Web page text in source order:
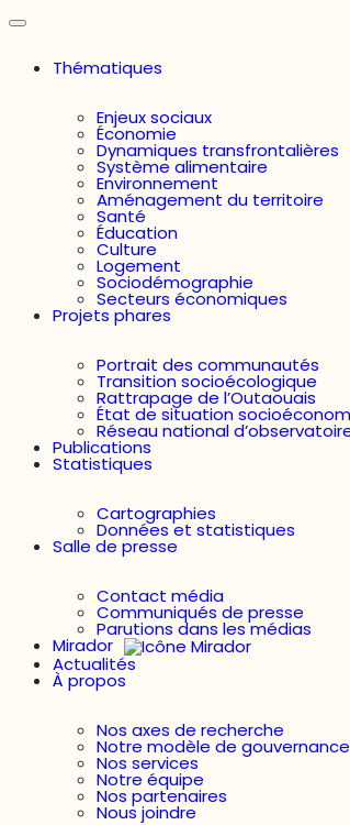
Thématiques
Enjeux sociaux
Économie
Dynamiques transfrontalières
Système alimentaire
Environnement
Aménagement du territoire
Santé
Éducation
Culture
Logement
Sociodémographie
Secteurs économiques
Projets phares
Portrait des communautés
Transition socioécologique
Rattrapage de l’Outaouais
État de situation
Réseau national
Publications
Statistiques
Cartographies
Données et statistiques
Salle de presse
Contact média
Communiqués de presse
Parutions dans les médias
Mirador
Actualités
À propos
Nos axes de recherche
Notre modèle de gouvernance
Nos services
Notre équipe
Nos partenaires
Nous joindre